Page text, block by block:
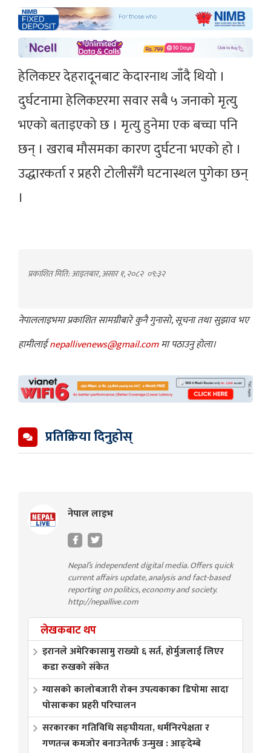
हेलिकप्टर देहरादूनबाट केदारनाथ जाँदै थियो ।
दुर्घटनामा हेलिकप्टरमा सवार सबै ५ जनाको मृत्यु
भएको बताइएको छ । मृत्यु हुनेमा एक बच्चा पनि
छन् । खराब मौसमका कारण दुर्घटना भएको हो ।
उद्धारकर्ता र प्रहरी टोलीसँगै घटनास्थल पुगेका छन्
।
प्रकाशित मिति: आइतबार, असार १, २०८२ ०९:३२
नेपाललाइभमा प्रकाशित सामग्रीबारे कुनै गुनासो, सूचना तथा सुझाव भए
हामीलाईnepallivenews@gmail.comमा पठाउनु होला।
प्रतिक्रिया दिनुहोस्
नेपाल लाइभ
Nepal’s independent digital media. Offers quick
current affairs update, analysis and fact-based
reporting on politics, economy and society.
http://nepallive.com
लेखकबाट थप
इरानले अमेरिकासामु राख्यो ६ सर्त, होर्मुजलाई लिएर
कडा रुखको संकेत
ग्यासको कालोबजारी रोक्न उपत्यकाका डिपोमा सादा
पोसाकका प्रहरी परिचालन
सरकारका गतिविधि सङ्घीयता, धर्मनिरपेक्षता र
गणतन्त्र कमजोर बनाउनेतर्फ उन्मुख : आङ्देम्बे